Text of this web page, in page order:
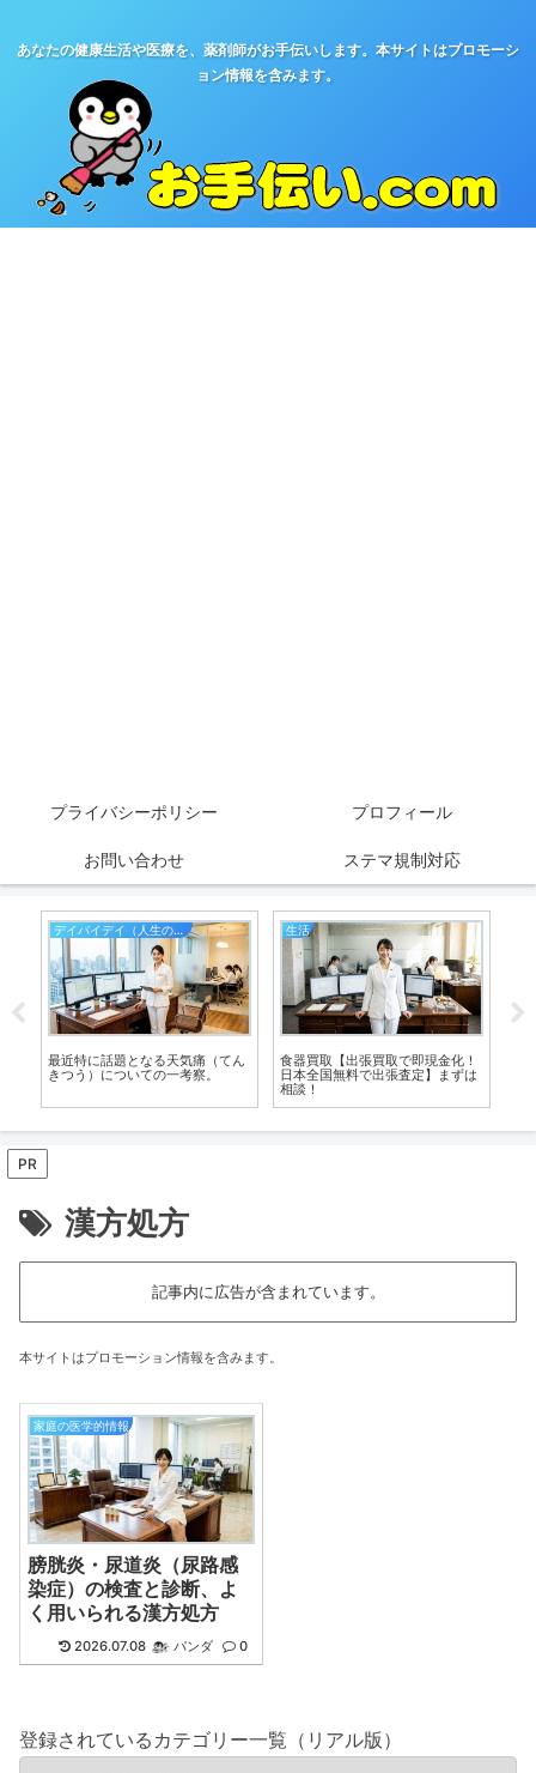
あなたの健康生活や医療を、薬剤師がお手伝いします。本サイトはプロモーシ
ョン情報を含みます。
プライバシーポリシー プロフィール
お問い合わせ ステマ規制対応
デイバイデイ（人生の散歩道）
最近特に話題となる天気痛（てん
きつう）についての一考察。
生活
食器買取【出張買取で即現金化！
日本全国無料で出張査定】まずは
相談！
PR
漢方処方
記事内に広告が含まれています。
本サイトはプロモーション情報を含みます。
家庭の医学的情報
膀胱炎・尿道炎（尿路感
染症）の検査と診断、よ
く用いられる漢方処方
2026.07.08 パンダ 0
登録されているカテゴリー一覧（リアル版）